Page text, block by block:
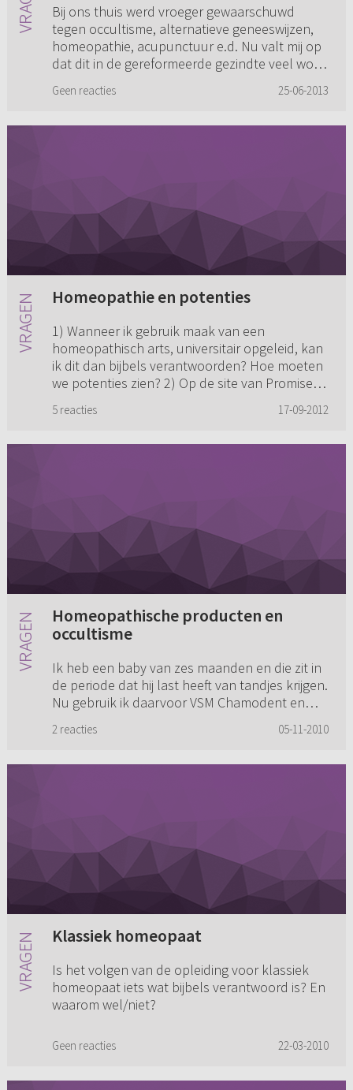
Bij ons thuis werd vroeger gewaarschuwd
tegen occultisme, alternatieve geneeswijzen,
homeopathie, acupunctuur e.d. Nu valt mij op
dat dit in de gereformeerde gezindte veel word
Geen reacties 25-06-2013
Homeopathie en potenties
1) Wanneer ik gebruik maak van een
homeopathisch arts, universitair opgeleid, kan
ik dit dan bijbels verantwoorden? Hoe moeten
we potenties zien? 2) Op de site van Promise
5 reacties 17-09-2012
Homeopathische producten en
occultisme
Ik heb een baby van zes maanden en die zit in
de periode dat hij last heeft van tandjes krijgen.
Nu gebruik ik daarvoor VSM Chamodent en
homeopathische producte...
2 reacties 05-11-2010
Klassiek homeopaat
Is het volgen van de opleiding voor klassiek
homeopaat iets wat bijbels verantwoord is? En
waarom wel/niet?
Geen reacties 22-03-2010